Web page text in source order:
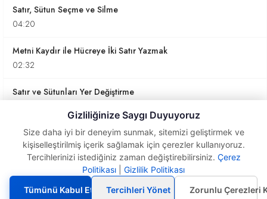
Satır, Sütun Seçme ve Silme
04:20
Metni Kaydır ile Hücreye İki Satır Yazmak
02:32
Satır ve Sütunları Yer Değiştirme
Verileri Silme
04:19
Excel Hesaplama Yöntemleri Nelerdir? Nasıl
Yapılır?
Seçeneklerini
Kullanmak
Gizliliğinize Saygı Duyuyoruz
Size daha iyi bir deneyim sunmak, sitemizi geliştirmek ve
kişiselleştirilmiş içerik sağlamak için çerezler kullanıyoruz.
Tercihlerinizi istediğiniz zaman değiştirebilirsiniz. Çerez
Politikası
Gizlilik Politikası
Tümünü Kabul Et
Tercihleri Yönet Zorunlu Çerezleri